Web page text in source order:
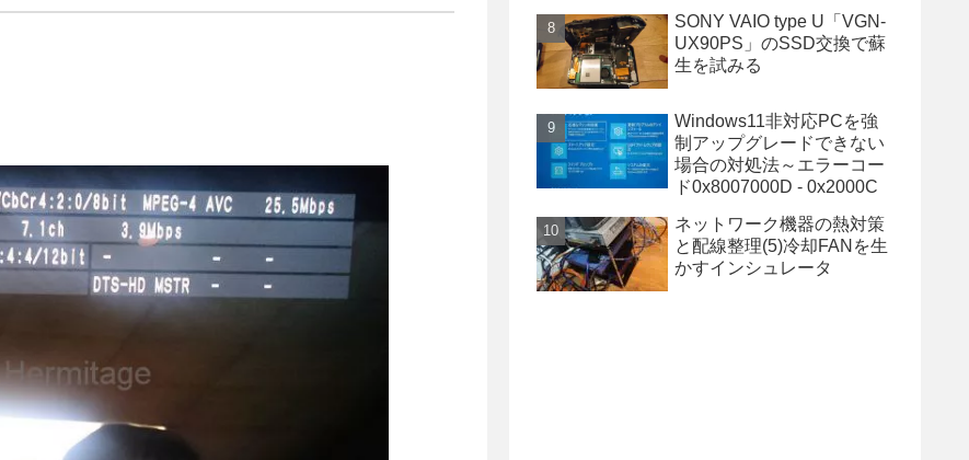
SONY VAIO type U「VGN-
UX90PS」のSSD交換で蘇
生を試みる
Windows11非対応PCを強
制アップグレードできない
場合の対処法～エラーコー
ド0x8007000D - 0x2000C
ネットワーク機器の熱対策
と配線整理(5)冷却FANを生
かすインシュレータ